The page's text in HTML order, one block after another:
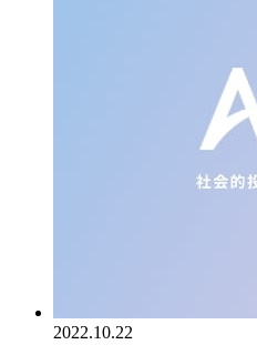
2022.10.22